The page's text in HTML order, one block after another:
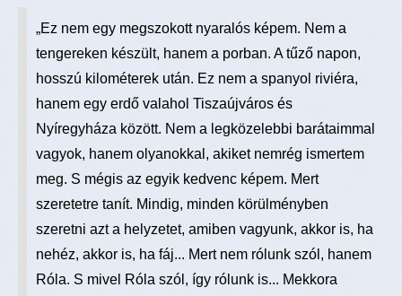
„Ez nem egy megszokott nyaralós képem. Nem a
tengereken készült, hanem a porban. A tűző napon,
hosszú kilométerek után. Ez nem a spanyol riviéra,
hanem egy erdő valahol Tiszaújváros és
Nyíregyháza között. Nem a legközelebbi barátaimmal
vagyok, hanem olyanokkal, akiket nemrég ismertem
meg. S mégis az egyik kedvenc képem. Mert
szeretetre tanít. Mindig, minden körülményben
szeretni azt a helyzetet, amiben vagyunk, akkor is, ha
nehéz, akkor is, ha fáj... Mert nem rólunk szól, hanem
Róla. S mivel Róla szól, így rólunk is... Mekkora